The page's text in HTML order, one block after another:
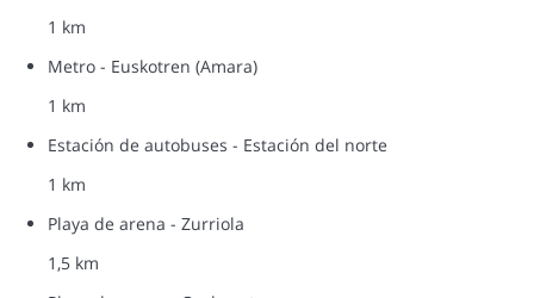
1 km
Metro - Euskotren (Amara)
1 km
Estación de autobuses - Estación del norte
1 km
Playa de arena - Zurriola
1,5 km